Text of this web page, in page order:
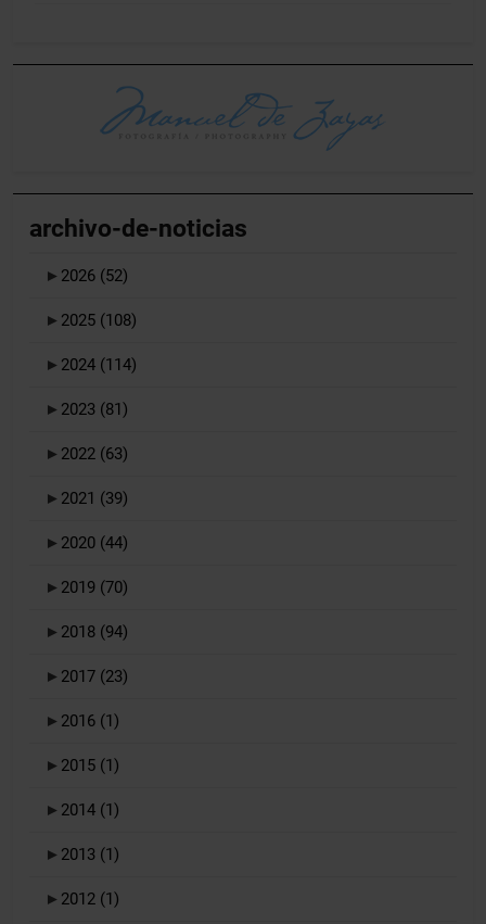
archivo-de-noticias
► 2026 (52)
► 2025 (108)
► 2024 (114)
► 2023 (81)
► 2022 (63)
► 2021 (39)
► 2020 (44)
► 2019 (70)
► 2018 (94)
► 2017 (23)
► 2016 (1)
► 2015 (1)
► 2014 (1)
► 2013 (1)
► 2012 (1)